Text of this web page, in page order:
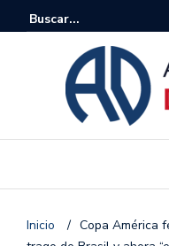
Inicio / Copa América